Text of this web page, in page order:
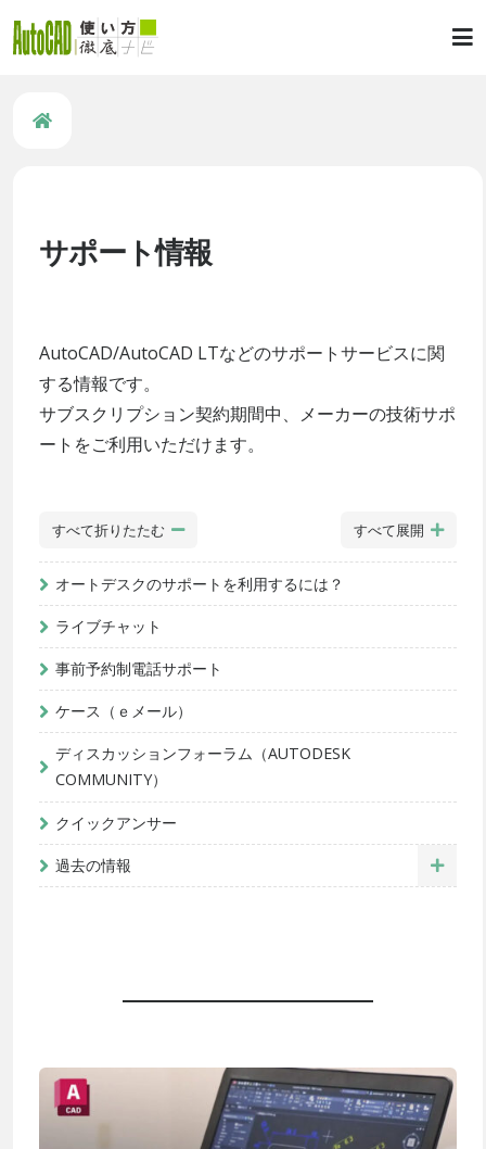
サポート情報
AutoCAD/AutoCAD LTなどのサポートサービスに関
する情報です。
サブスクリプション契約期間中、メーカーの技術サポ
ートをご利用いただけます。
すべて折りたたむ すべて展開
オートデスクのサポートを利用するには？
ライブチャット
事前予約制電話サポート
ケース（ｅメール）
ディスカッションフォーラム（AUTODESK
COMMUNITY）
クイックアンサー
過去の情報